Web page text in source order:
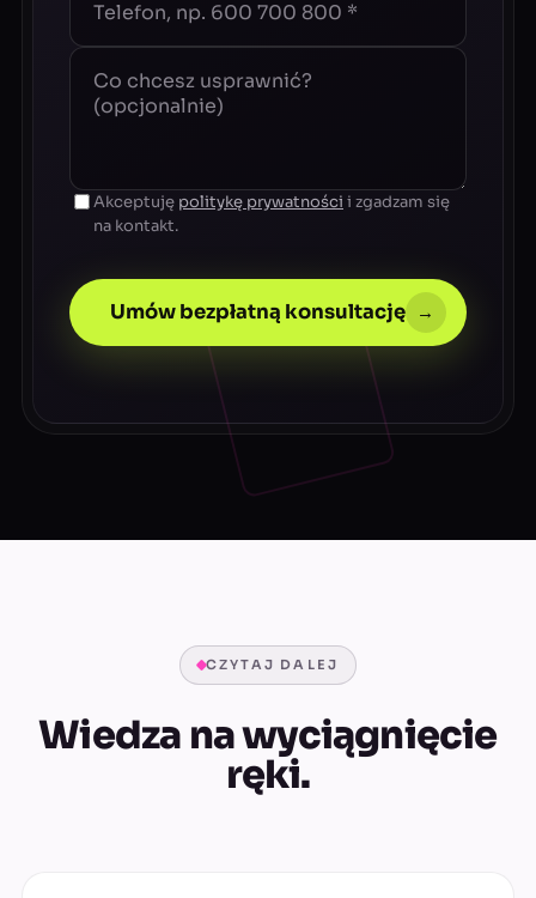
Akceptuję politykę prywatności i zgadzam się
na kontakt.
Umów bezpłatną konsultację →
CZYTAJ DALEJ
Wiedza na wyciągnięcie
ręki.